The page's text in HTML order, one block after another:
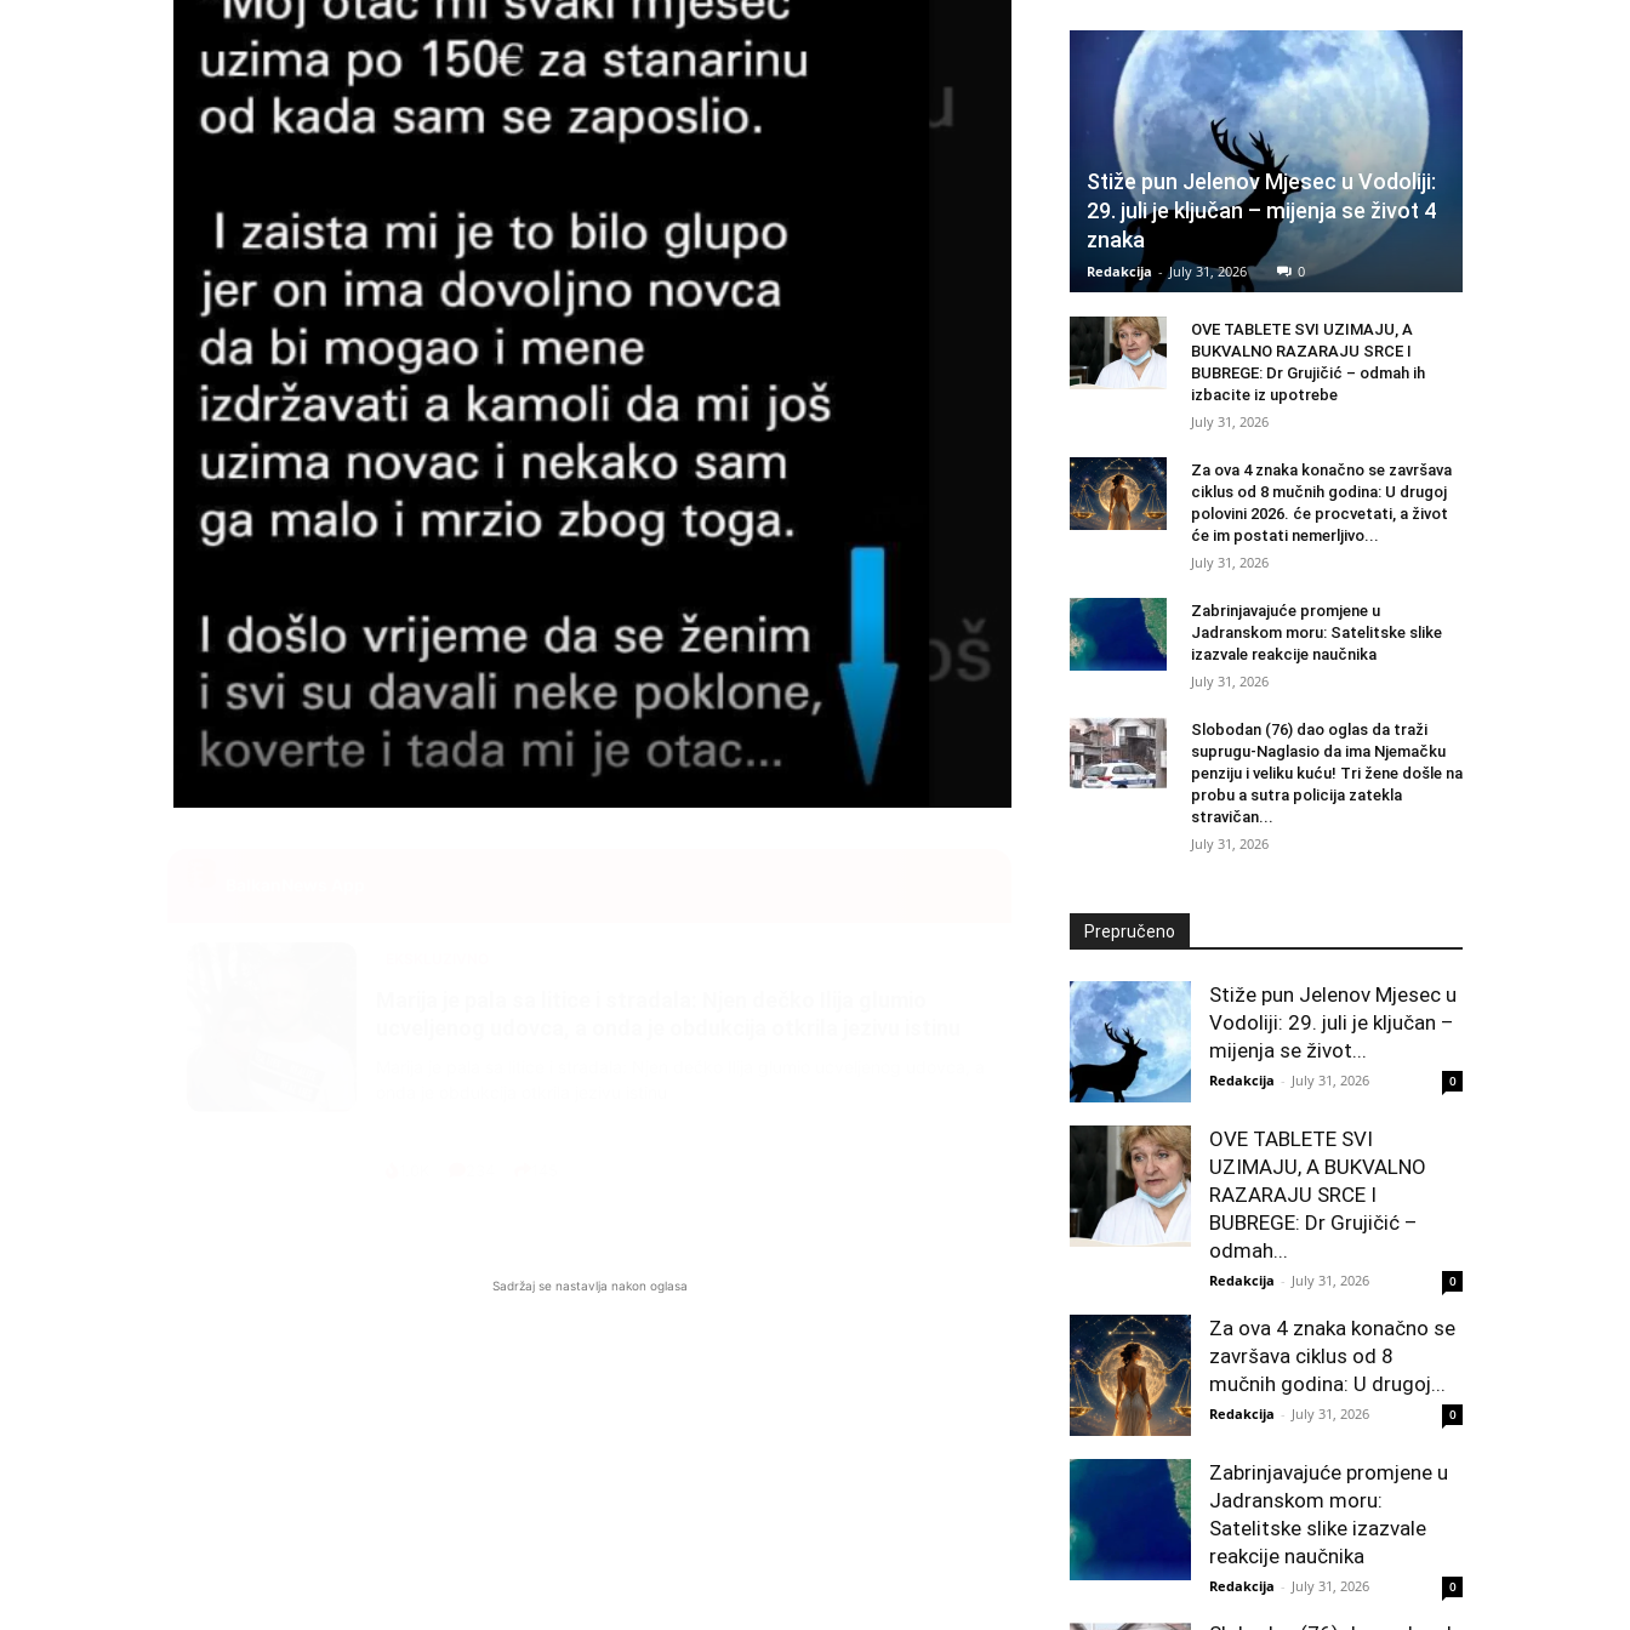
Sadržaj se nastavlja nakon oglasa
Stiže pun Jelenov Mjesec u Vodoliji:
29. juli je ključan – mijenja se život 4
znaka
Redakcija - July 31, 2026 0
OVE TABLETE SVI UZIMAJU, A
BUKVALNO RAZARAJU SRCE I
BUBREGE: Dr Grujičić – odmah ih
izbacite iz upotrebe
July 31, 2026
Za ova 4 znaka konačno se završava
ciklus od 8 mučnih godina: U drugoj
polovini 2026. će procvetati, a život
će im postati nemerljivo...
July 31, 2026
Zabrinjavajuće promjene u
Jadranskom moru: Satelitske slike
izazvale reakcije naučnika
July 31, 2026
Slobodan (76) dao oglas da traži
suprugu-Naglasio da ima Njemačku
penziju i veliku kuću! Tri žene došle na
probu a sutra policija zatekla
stravičan...
July 31, 2026
Prepručeno
Stiže pun Jelenov Mjesec u
Vodoliji: 29. juli je ključan –
mijenja se život...
Redakcija - July 31, 2026 0
OVE TABLETE SVI
UZIMAJU, A BUKVALNO
RAZARAJU SRCE I
BUBREGE: Dr Grujičić –
odmah...
Redakcija - July 31, 2026 0
Za ova 4 znaka konačno se
završava ciklus od 8
mučnih godina: U drugoj...
Redakcija - July 31, 2026 0
Zabrinjavajuće promjene u
Jadranskom moru:
Satelitske slike izazvale
reakcije naučnika
Redakcija - July 31, 2026 0